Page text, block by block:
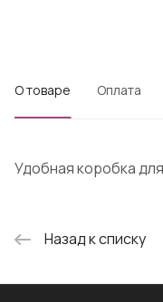
О товаре Оплата
Удобная коробка
Назад к списку